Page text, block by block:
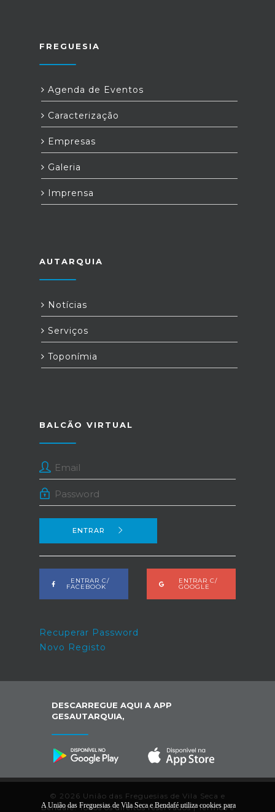
FREGUESIA
Agenda de Eventos
Caracterização
Empresas
Galeria
Imprensa
AUTARQUIA
Notícias
Serviços
Toponímia
BALCÃO VIRTUAL
ENTRAR
ENTRAR C/
FACEBOOK
ENTRAR C/
GOOGLE
Recuperar Password
Novo Registo
DESCARREGUE AQUI A APP
GESAUTARQUIA,
© 2026 União das Freguesias de Vila Seca e
Bendafé. Todos os direitos reservados |Termos e
A União das Freguesias de Vila Seca e Bendafé utiliza cookies para